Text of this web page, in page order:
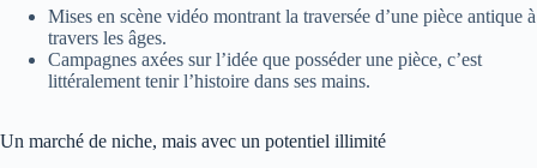
Mises en scène vidéo montrant la traversée d’une pièce antique à
travers les âges.
Campagnes axées sur l’idée que posséder une pièce, c’est
littéralement tenir l’histoire dans ses mains.
Un marché de niche, mais avec un potentiel illimité